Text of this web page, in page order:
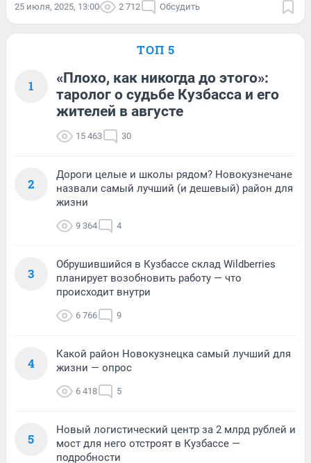
25 июля, 2025, 13:00 2 712 Обсудить
ТОП 5
1
«Плохо, как никогда до этого»:
таролог о судьбе Кузбасса и его
жителей в августе
15 463 30
2
Дороги целые и школы рядом? Новокузнечане
назвали самый лучший (и дешевый) район для
жизни
9 364 4
3
Обрушившийся в Кузбассе склад Wildberries
планирует возобновить работу — что
происходит внутри
6 766 9
4
Какой район Новокузнецка самый лучший для
жизни — опрос
6 418 5
5
Новый логистический центр за 2 млрд рублей и
мост для него отстроят в Кузбассе —
подробности